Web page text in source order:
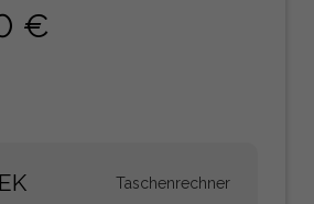
€
Taschenrechner